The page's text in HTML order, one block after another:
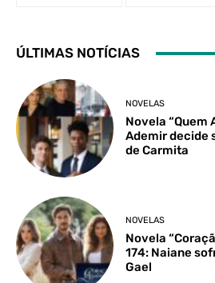
ÚLTIMAS NOTÍCIAS
NOVELAS
Novela “Quem
Ademir decide
de Carmita
NOVELAS
Novela
174: Naiane
Gael